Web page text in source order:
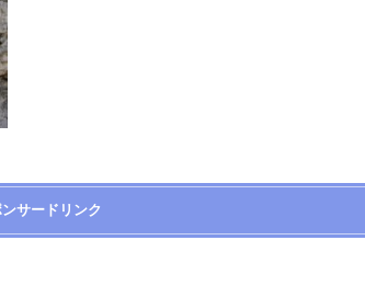
サードリンク